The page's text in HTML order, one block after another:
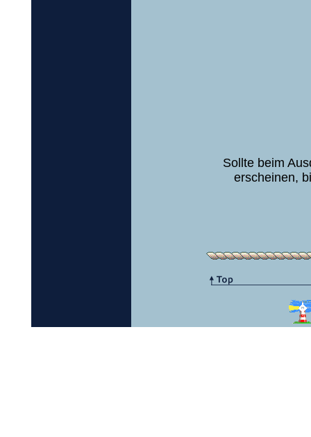
Sollte beim
erscheinen,